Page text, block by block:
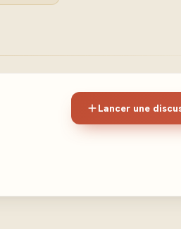
Lancer une